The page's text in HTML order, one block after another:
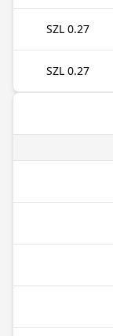
0.27 SZL
0.27 SZL